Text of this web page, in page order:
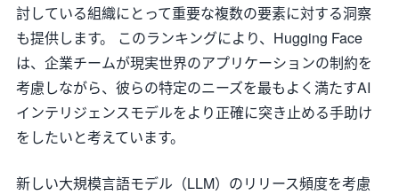
討している組織にとって重要な複数の要素に対する洞察
も提供します。 このランキングにより、Hugging Face
は、企業チームが現実世界のアプリケーションの制約を
考慮しながら、彼らの特定のニーズを最もよく満たすAI
インテリジェンスモデルをより正確に突き止める手助け
をしたいと考えています。
新しい大規模言語モデル（LLM）のリリース頻度を考慮